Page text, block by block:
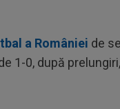
a României de
1-0, după